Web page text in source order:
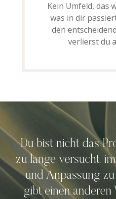
Kein Umfeld, das
was in dir
den
verlierst du
Du bist nicht das
zu lange versucht,
und Anpassung
gibt einen anderen